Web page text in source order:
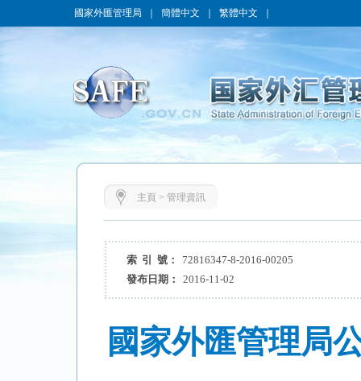
國家外匯管理局 簡體中文 繁體中文
主頁 > 管理資訊
索 引 號：
72816347-8-2016-00205
發布日期：
2016-11-02
國家外匯管理局